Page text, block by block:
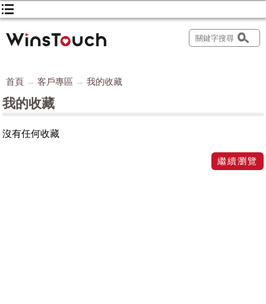
首頁 客戶專區 我的收藏
我的收藏
沒有任何收藏